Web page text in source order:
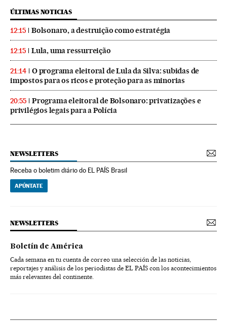
ÚLTIMAS NOTICIAS
12:15 Bolsonaro, a destruição como estratégia
12:15 Lula, uma ressurreição
21:14
O programa eleitoral de Lula da Silva: subidas de
impostos para os ricos e proteção para as minorias
20:55
Programa eleitoral de Bolsonaro: privatizações e
privilégios legais para a Polícia
NEWSLETTERS
Receba o boletim diário do EL PAÍS Brasil
APÚNTATE
NEWSLETTERS
Boletín de América
Cada semana en tu cuenta de correo una selección de las noticias,
reportajes y análisis de los periodistas de EL PAÍS con los acontecimientos
más relevantes del continente.